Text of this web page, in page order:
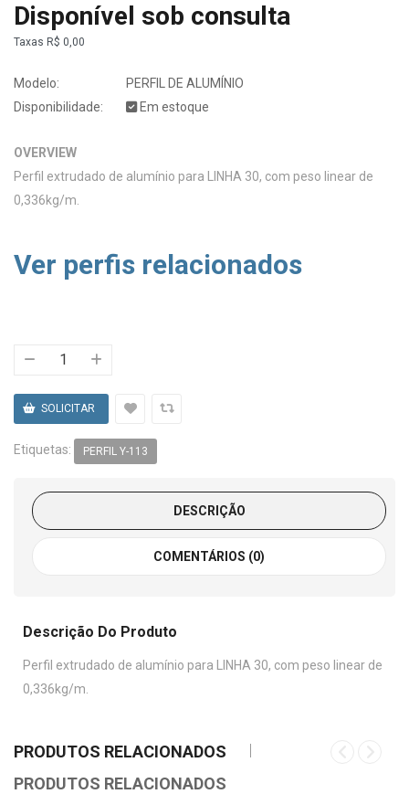
Disponível sob consulta
Taxas R$ 0,00
Modelo:
PERFIL DE ALUMÍNIO
Disponibilidade:
Em estoque
OVERVIEW
Perfil extrudado de alumínio para LINHA 30, com peso linear de
0,336kg/m.
Ver perfis relacionados
Etiquetas: PERFIL Y-113
DESCRIÇÃO
COMENTÁRIOS (0)
Descrição Do Produto
Perfil extrudado de alumínio para LINHA 30, com peso linear de
0,336kg/m.
PRODUTOS RELACIONADOS
PRODUTOS RELACIONADOS